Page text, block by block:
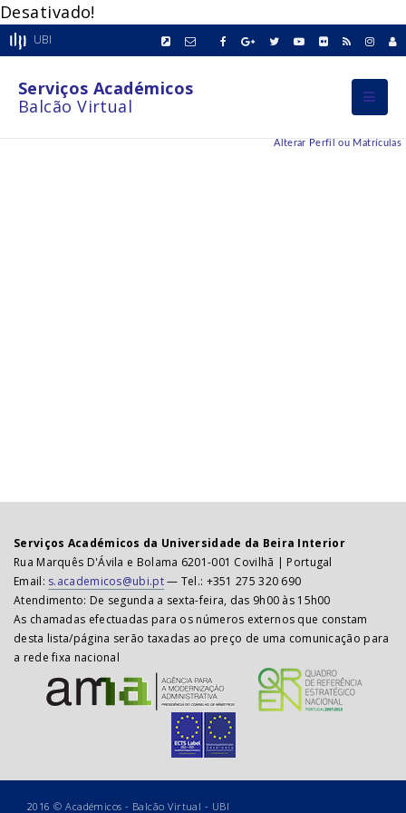
Desativado!
UBI
Serviços Académicos
Balcão Virtual
Alterar Perfil ou Matrículas
Serviços Académicos da Universidade da Beira Interior
Rua Marquês D'Ávila e Bolama 6201-001 Covilhã | Portugal
Email: s.academicos@ubi.pt— Tel.: +351 275 320 690
Atendimento: De segunda a sexta-feira, das 9h00 às 15h00
As chamadas efectuadas para os números externos que constam
desta lista/página serão taxadas ao preço de uma comunicação para
a rede fixa nacional
2016 ©Académicos - Balcão Virtual - UBI